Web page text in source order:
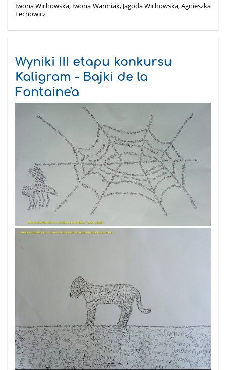
Iwona Wichowska, Iwona Warmiak, Jagoda Wichowska,Agnieszka
Lechowicz
Wyniki III etapu konkursu
Kaligram - Bajki de la
Fontaine'a